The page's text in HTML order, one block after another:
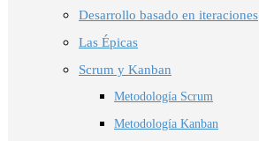
Desarrollo basado en iteraciones
Las Épicas
Scrum y Kanban
Metodología Scrum
Metodología Kanban